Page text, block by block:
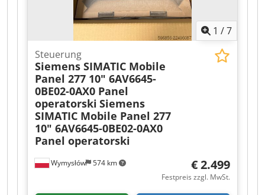
1 /7
Wymysłów 574 km
Steuerung
Siemens SIMATIC Mobile
Panel 277 10" 6AV6645-
0BE02-0AX0 Panel
operatorski Siemens
SIMATIC Mobile Panel 277
10" 6AV6645-0BE02-0AX0
Panel operatorski
€ 2.499
Festpreis zzgl. MwSt.